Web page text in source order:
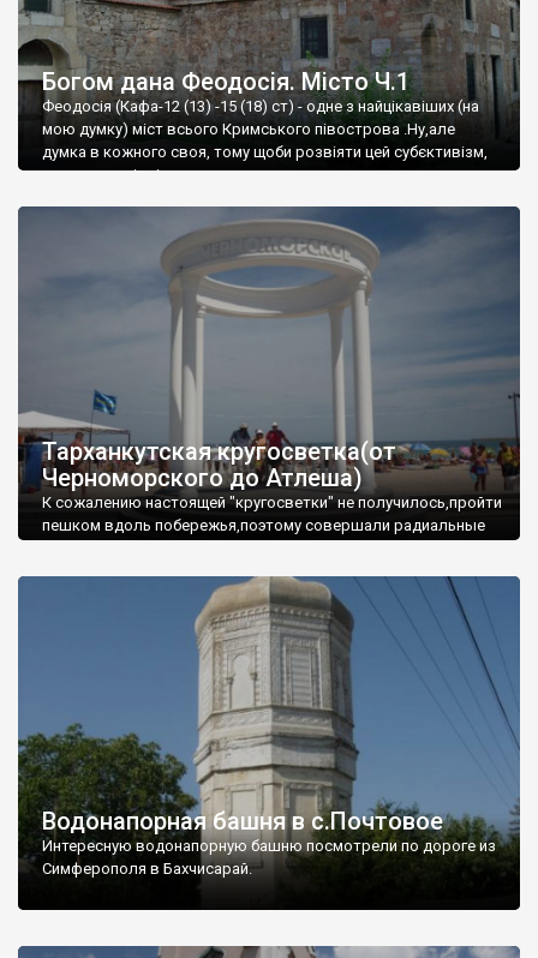
Богом дана Феодосія. Місто Ч.1
Феодосія (Кафа-12 (13) -15 (18) ст) - одне з найцікавіших (на
мою думку) міст всього Кримського півострова .Ну,але
думка в кожного своя, тому щоби розвіяти цей субєктивізм,
запрошую відвідати це
Тарханкутская кругосветка(от
Черноморского до Атлеша)
К сожалению настоящей "кругосветки" не получилось,пройти
пешком вдоль побережья,поэтому совершали радиальные
Водонапорная башня в с.Почтовое
Интересную водонапорную башню посмотрели по дороге из
Симферополя в Бахчисарай.